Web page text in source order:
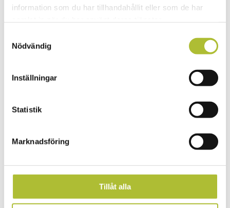
information som du har tillhandahållit eller som de har
Nödvändig
Inställningar
Statistik
Marknadsföring
Tillåt alla
Arbetsrätt & förhandling
Branschekonomi
Bokningsregler – gäst
Turistinformationer & Turistcenter
InfoPoint – en bemannad turistserviceplats